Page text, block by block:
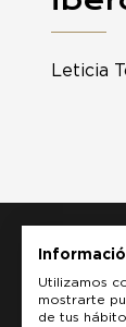
Leticia
Utilizamos
mostrarte
de tus